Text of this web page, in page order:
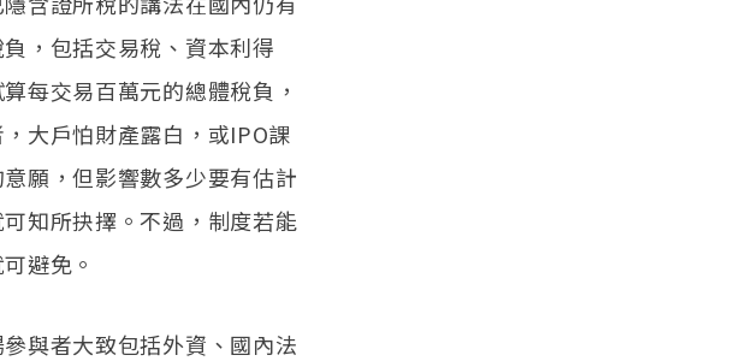
，包括交易稅、資本利得
每交易百萬元的總體稅負，
大戶怕財產露白，或IPO課
願，但影響數多少要有估計
知所抉擇。不過，制度若能
避免。
與者大致包括外資、國內法